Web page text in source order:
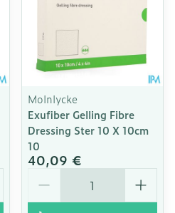
Molnlycke
Exufiber Gelling Fibre
Dressing Ster 10 X 10cm
10
40,09 €